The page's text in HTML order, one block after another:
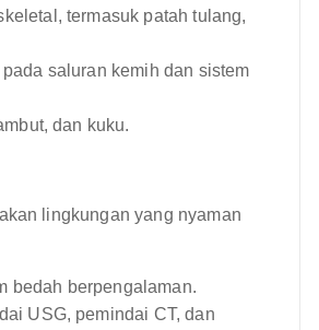
termasuk patah tulang,
saluran kemih dan sistem
dan kuku.
lingkungan yang nyaman
bedah berpengalaman.
USG, pemindai CT, dan